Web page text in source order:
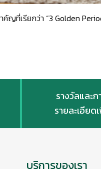
ญที่เรียกว่า “3 Golden
รางวัลและ
รายละเอียด
บริการของเรา